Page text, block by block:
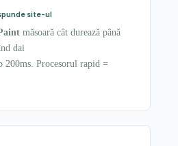
site-ul
măsoară cât durează până
dai
200ms. Procesorul rapid =